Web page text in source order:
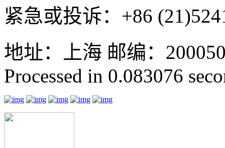
紧急或投诉：+86
地址：上海 邮编：
Processed in 0.083076